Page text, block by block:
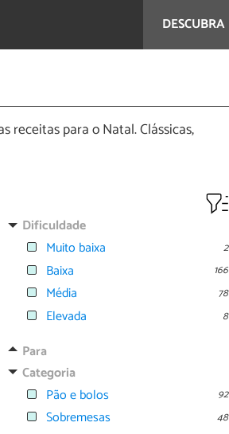
DESCUBRA
receitas para o Natal. Clássicas,
Dificuldade
Muito baixa
2
Baixa 166
Média 78
Elevada 8
Para
Categoria
Pão e bolos
92
Sobremesas 48